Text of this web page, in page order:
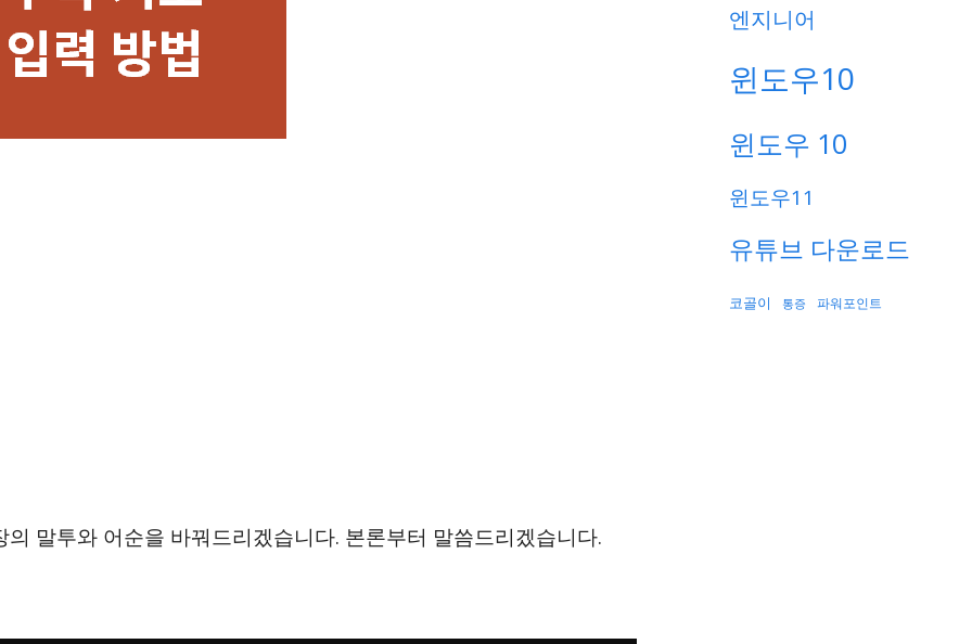
의 말투와 어순을 바꿔드리겠습니다. 본론부터 말씀드리겠습니다.
엔지니어
윈도우10
윈도우 10
윈도우11
유튜브 다운로드
코골이 통증 파워포인트